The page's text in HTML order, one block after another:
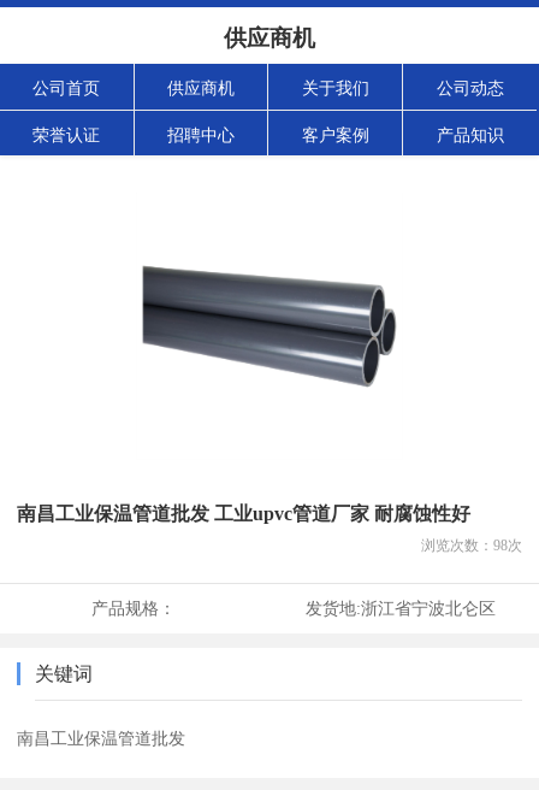
供应商机
公司首页 供应商机 关于我们 公司动态
荣誉认证 招聘中心 客户案例 产品知识
南昌工业保温管道批发 工业upvc管道厂家 耐腐蚀性好
浏览次数： 98次
产品规格： 发货地:浙江省宁波北仑区
关键词
南昌工业保温管道批发